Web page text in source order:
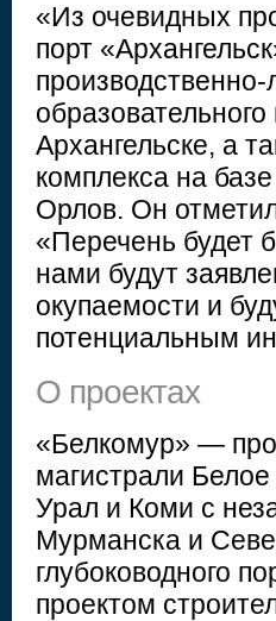
«Из очевидных
порт
Архангельске, а
комплекса на
Орлов. Он
«Перечень будет
нами будут
окупаемости и
потенциальным
О проектах
«Белкомур» —
магистрали
Урал и Коми с
Мурманска и
глубоководного
проектом